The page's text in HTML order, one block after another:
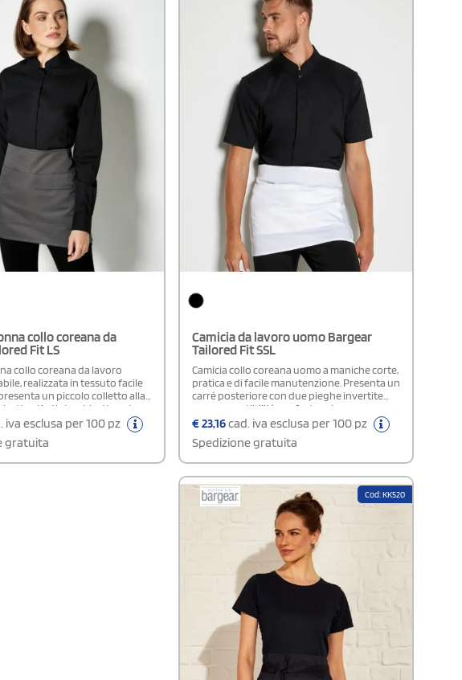
collo coreana da
Fit LS
collo coreana da lavoro
realizzata in tessuto facile
un piccolo colletto alla
bottoni in tinta, abbottonatura
un solo bottone visibile, pince
una linea più modellata, polsini
laterali e fondo
arrotondato. È certificata
iva esclusa per 100 pz
gratuita
Camicia da lavoro uomo Bargear
Tailored Fit SSL
Camicia collo coreana uomo a maniche corte,
pratica e di facile manutenzione. Presenta un
carré posteriore con due pieghe invertite
per una vestibilità confortevole e una
maggiore libertà di movimento. I bottoni in
tinta si integrano armoniosamente con il
design, mentre l’abbottonatura nascosta,
con un solo bottone visibile, aggiunge un
arrotondata, ideale per essere indossata sia
dentro che fuori dai
pantaloni.Certificazione: OEKO-TEX®
standard 100 - OEKO-TEX® STeP - OEKO-TEX®
Made in Green - Sedex MemberDisponibile
modello Donna
€23,16cad. iva esclusa per 100 pz
Spedizione gratuita
Cod: KK520